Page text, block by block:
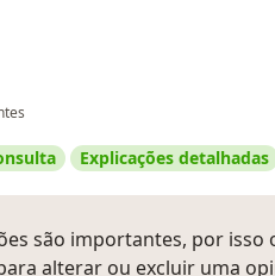
Explicações detalhadas
são importantes, por isso
alterar ou excluir uma